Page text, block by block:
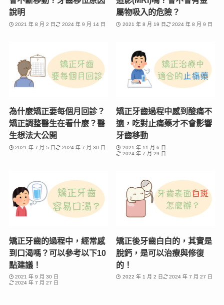
說明
2021 年 8 月 2 日 2024 年 9 月 14 日
屬物吸入的危險？
2021 年 8 月 19 日 2024 年 8 月 9 日
為什麼矯正要每個月回診？
矯正調整醫生在看什麼？醫
生想法大公開
2021 年 7 月 5 日 2024 年 7 月 30 日
矯正牙齒過程中感到酸痛不
適，吃對止痛藥才不會影響
牙齒移動
2021 年 11 月 6 日
2024 年 7 月 29 日
矯正牙齒的過程中，經常感
到口渴嗎？可以參考以下10
點建議！
2021 年 9 月 30 日
2024 年 7 月 27 日
矯正後牙齒白白的，其實是
脫鈣，是可以治療與修復
的！
2022 年 1 月 2 日 2024 年 7 月 27 日